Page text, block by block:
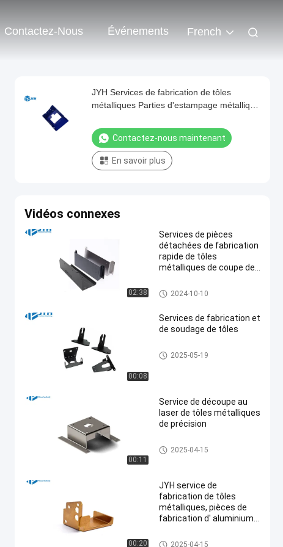
Contactez-Nous Événements French
JYH Services de fabrication de tôles
métalliques Parties d'estampage métallique
Contactez-nous maintenant
En savoir plus
Vidéos connexes
02:38
Services de pièces
détachées de fabrication
rapide de tôles
métalliques de coupe de
service de tôlerie
2024-10-10
00:08
Services de fabrication et
de soudage de tôles
service de tôlerie
2025-05-19
00:11
Service de découpe au
laser de tôles métalliques
de précision
service de tôlerie
2025-04-15
00:20
JYH service de
fabrication de tôles
métalliques, pièces de
fabrication d' aluminium
service de tôlerie
2025-04-15